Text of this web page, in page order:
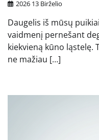
2026 13 Birželio
Daugelis iš mūsų
vaidmenį pernešant
kiekvieną kūno ląstelę.
ne mažiau […]